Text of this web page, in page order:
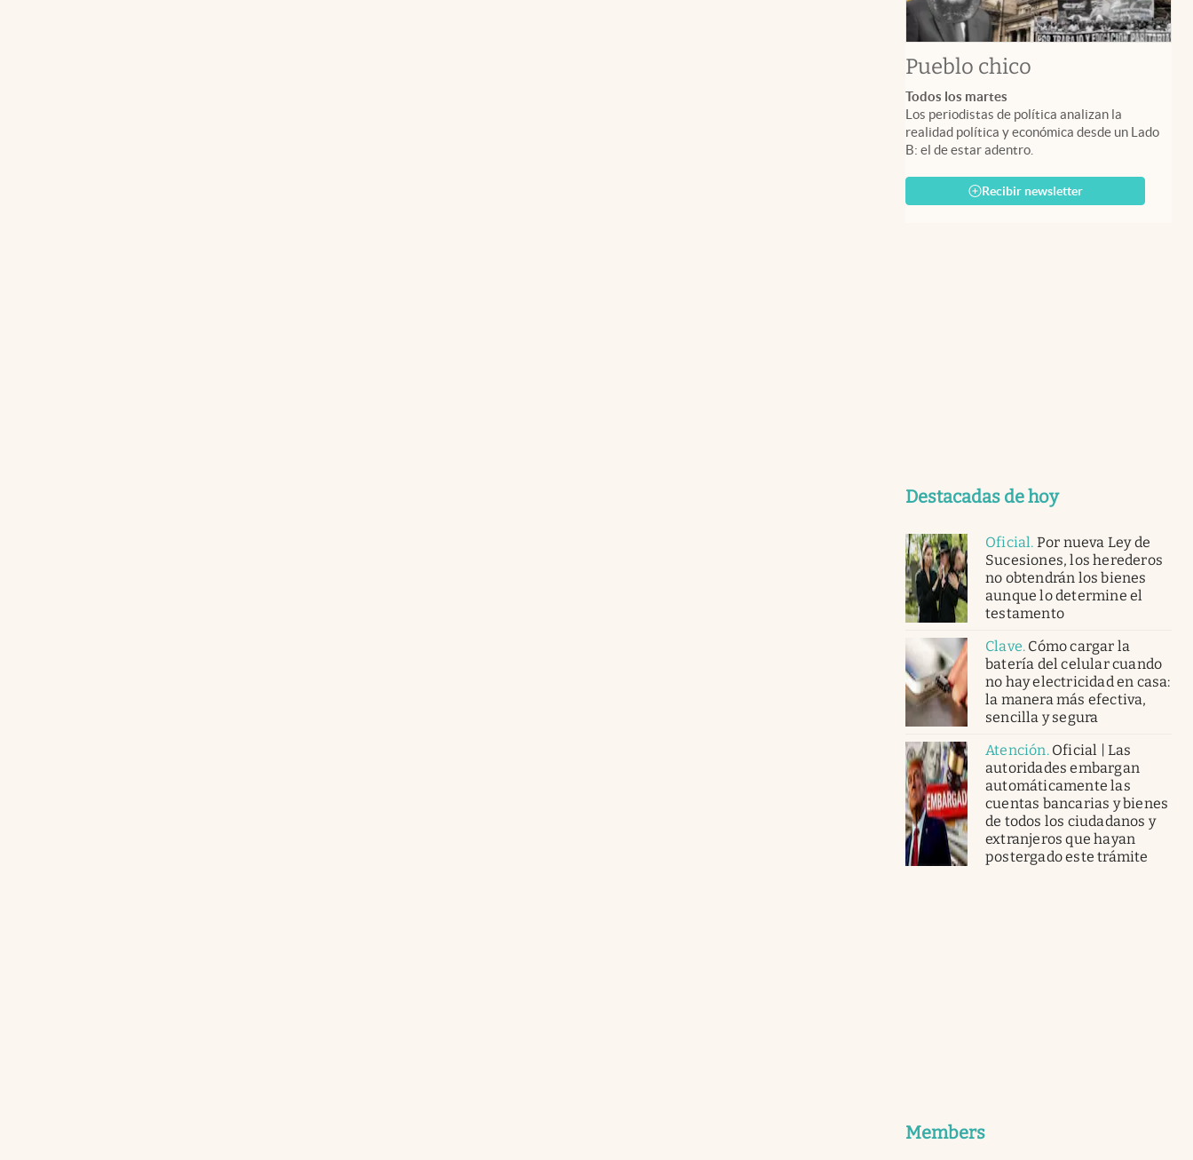
Pueblo chico
Todos los martes
Los periodistas de política analizan la
realidad política y económica desde un Lado
B: el de estar adentro.
Recibir newsletter
Destacadas de hoy
Oficial. Por nueva Ley de
Sucesiones, los herederos
no obtendrán los bienes
aunque lo determine el
testamento
Clave. Cómo cargar la
batería del celular cuando
no hay electricidad en casa:
la manera más efectiva,
sencilla y segura
Atención. Oficial | Las
autoridades embargan
automáticamente las
cuentas bancarias y bienes
de todos los ciudadanos y
extranjeros que hayan
postergado este trámite
Members